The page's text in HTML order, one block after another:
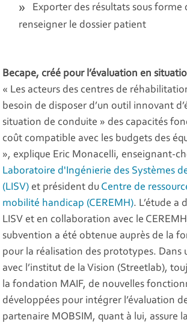
Exporter des résultats sous
renseigner le dossier patient
Becape, créé pour l’évaluation en
« Les acteurs des centres de
besoin de disposer d’un outil innovant
situation de conduite » des capacités
coût compatible avec les budgets des
», explique Eric Monacelli, enseignant-
Laboratoire d'Ingénierie des Systèmes
(LISV) et président du Centre de
mobilité handicap (CEREMH). L’étude a
LISV et en collaboration avec le
subvention a été obtenue auprès de la
pour la réalisation des prototypes. Dans
avec l’institut de la Vision (Streetlab),
la fondation MAIF, de nouvelles
développées pour intégrer l’évaluation
partenaire MOBSIM, quant à lui, assure